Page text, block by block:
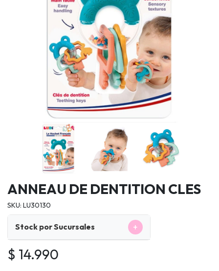
ANNEAU DE DENTITION CLES
SKU: LU30130
Stock por Sucursales +
$ 14.990